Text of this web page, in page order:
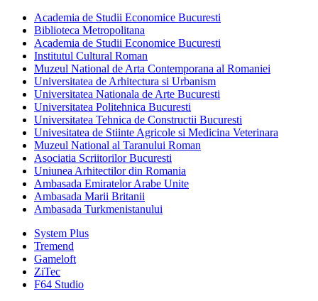
Academia de Studii Economice Bucuresti
Biblioteca Metropolitana
Academia de Studii Economice Bucuresti
Institutul Cultural Roman
Muzeul National de Arta Contemporana al Romaniei
Universitatea de Arhitectura si Urbanism
Universitatea Nationala de Arte Bucuresti
Universitatea Politehnica Bucuresti
Universitatea Tehnica de Constructii Bucuresti
Univesitatea de Stiinte Agricole si Medicina Veterinara
Muzeul National al Taranului Roman
Asociatia Scriitorilor Bucuresti
Uniunea Arhitectilor din Romania
Ambasada Emiratelor Arabe Unite
Ambasada Marii Britanii
Ambasada Turkmenistanului
System Plus
Tremend
Gameloft
ZiTec
F64 Studio